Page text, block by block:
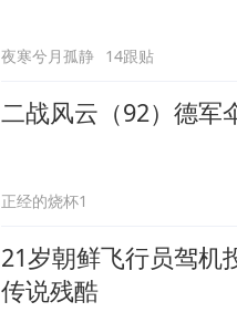
夜寒兮月孤静 14跟贴
二战风云（92）德军
正经的烧杯1
21岁朝鲜飞行员驾机
传说残酷